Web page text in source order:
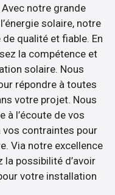
notre grande
solaire, notre
qualité et fiable. En
la compétence et
solaire. Nous
répondre à toutes
votre projet. Nous
à l’écoute de vos
contraintes pour
Via notre excellence
la possibilité d’avoir
votre installation